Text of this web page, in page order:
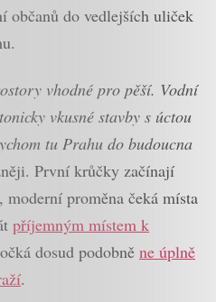
občanů do vedlejších uliček
vhodné pro pěší. Vodní
vkusné stavby s úctou
tu Prahu do budoucna
První krůčky začínají
proměna čeká místa
příjemným místem k
dosud podobně ne úplně
.